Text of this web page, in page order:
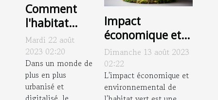
Comment
l'habitat
innovant
peut
améliorer la
santé et le
bien-être
Mardi 22 août
2023 02:20
Dans un monde de
plus en plus
urbanisé et
Impact
économique et
environnemental
de l'habitat vert
à l'échelle
internationale
Dimanche 13 août 2023
02:22
L'impact économique et
environnemental de